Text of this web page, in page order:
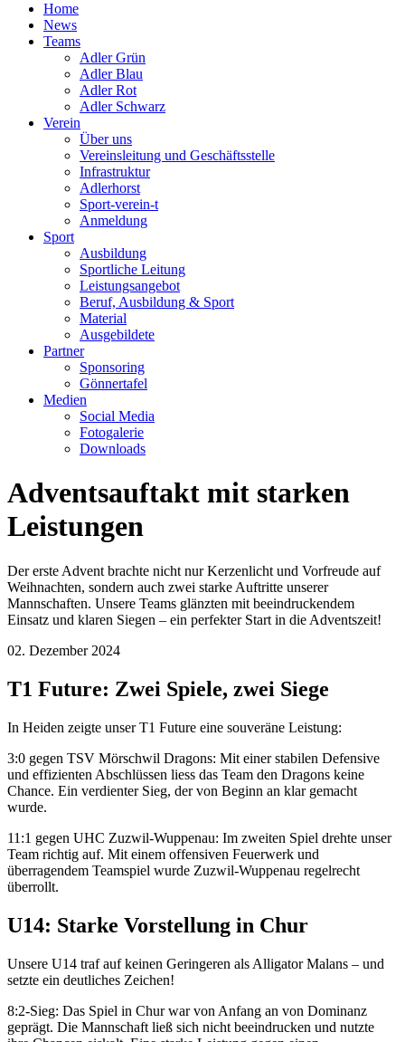
Home
News
Teams
Adler Grün
Adler Blau
Adler Rot
Adler Schwarz
Verein
Über uns
Vereinsleitung und Geschäftsstelle
Infrastruktur
Adlerhorst
Sport-verein-t
Anmeldung
Sport
Ausbildung
Sportliche Leitung
Leistungsangebot
Beruf, Ausbildung & Sport
Material
Ausgebildete
Partner
Sponsoring
Gönnertafel
Medien
Social Media
Fotogalerie
Downloads
Adventsauftakt mit starken
Leistungen
Der erste Advent brachte nicht nur Kerzenlicht und Vorfreude auf
Weihnachten, sondern auch zwei starke Auftritte unserer
Mannschaften. Unsere Teams glänzten mit beeindruckendem
Einsatz und klaren Siegen – ein perfekter Start in die Adventszeit!
02. Dezember 2024
T1 Future: Zwei Spiele, zwei Siege
In Heiden zeigte unser T1 Future eine souveräne Leistung:
3:0 gegen TSV Mörschwil Dragons: Mit einer stabilen Defensive
und effizienten Abschlüssen liess das Team den Dragons keine
Chance. Ein verdienter Sieg, der von Beginn an klar gemacht
wurde.
11:1 gegen UHC Zuzwil-Wuppenau: Im zweiten Spiel drehte unser
Team richtig auf. Mit einem offensiven Feuerwerk und
überragendem Teamspiel wurde Zuzwil-Wuppenau regelrecht
überrollt.
U14: Starke Vorstellung in Chur
Unsere U14 traf auf keinen Geringeren als Alligator Malans – und
setzte ein deutliches Zeichen!
8:2-Sieg: Das Spiel in Chur war von Anfang an von Dominanz
geprägt. Die Mannschaft ließ sich nicht beeindrucken und nutzte